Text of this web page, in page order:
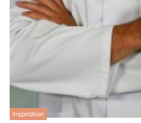
inspiration